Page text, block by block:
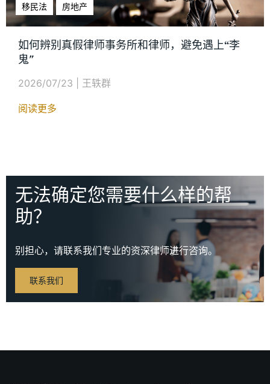
移民法
房地产
如何辨别真假律师事务所和律师，避免遇上“李
鬼"
2026/07/23 王轶群
阅读更多
无法确定您需要什么样的帮
助？
别担心，请联系我们专业的资深律师进行咨询。
联系我们